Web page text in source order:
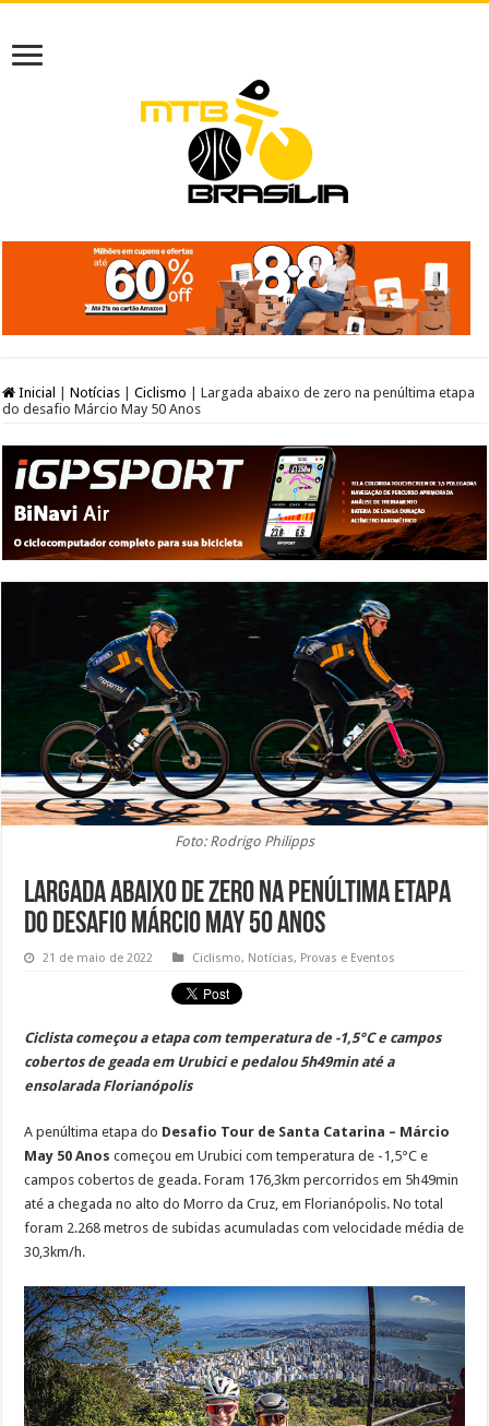
Inicial Notícias Ciclismo
Largada abaixo de zero na penúltima etapa
do desafio Márcio May 50 Anos
Foto: Rodrigo Philipps
Largada abaixo de zero na penúltima etapa
do desafio Márcio May 50 Anos
21 de maio de 2022 Ciclismo, Notícias, Provas e Eventos
Ciclista começou a etapa com temperatura de -1,5°C e campos
cobertos de geada em Urubici e pedalou 5h49min até a
ensolarada Florianópolis
A penúltima etapa do Desafio Tour de Santa Catarina – Márcio
May 50 Anos começou em Urubici com temperatura de -1,5°C e
campos cobertos de geada. Foram 176,3km percorridos em 5h49min
até a chegada no alto do Morro da Cruz, em Florianópolis. No total
foram 2.268 metros de subidas acumuladas com velocidade média de
30,3km/h.